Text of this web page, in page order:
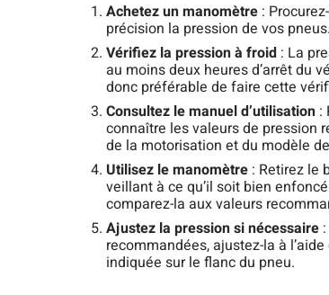
Achetez un manomètre :
précision la pression de vos pneus.
Vérifiez la pression à froid : La
au moins deux heures d’arrêt du
donc préférable de faire cette
Consultez le manuel d’utilisation :
connaître les valeurs de pression
de la motorisation et du modèle
Utilisez le manomètre : Retirez le
veillant à ce qu’il soit bien
comparez-la aux valeurs
Ajustez la pression si nécessaire
recommandées, ajustez-la à
indiquée sur le flanc du pneu.